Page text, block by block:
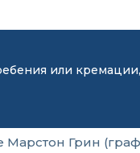
или кремации,
Грин